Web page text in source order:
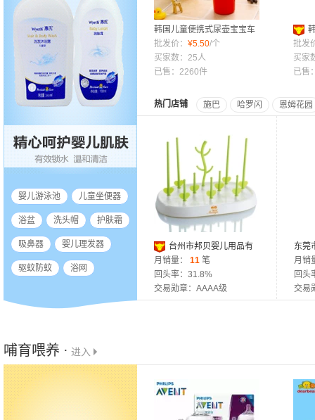
婴儿游泳池 儿童坐便器
浴盆 洗头帽 护肤霜
吸鼻器 婴儿理发器
驱蚊防蚊 浴网
韩国儿童便携式尿壶宝宝车
载车用小便器尿袋尿桶坐座
便器马桶
批发价： ¥5.50/个
买家数：25人
已售：2260件
天然
然柚
批发
买家
已售
热门店铺 施巴 哈罗闪 恩姆花园
台州市邦贝婴儿用品有
限公司
月销量： 11 笔
回头率：31.8%
交易勋章：AAAA级
东莞
月销
回头
交易
哺育喂养 · 进入